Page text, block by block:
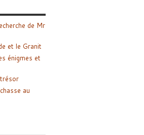
de Mr
et le Granit
énigmes et
au